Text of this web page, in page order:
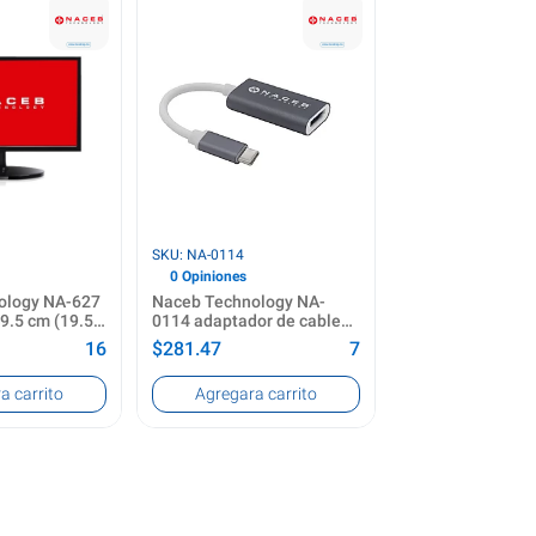
Correa para el respaldo
Ver producto
NA-627
cm (19.5")
HD+
16
pantalla
a carrito
SKU: NA-0114
0 Opiniones
Naceb Technology NA-
0114 adaptador de cable
de vídeo USB Tipo C HDMI
Gris, Blanco
$281.47 7
Conector 1
USB Tipo C
Agregara carrito